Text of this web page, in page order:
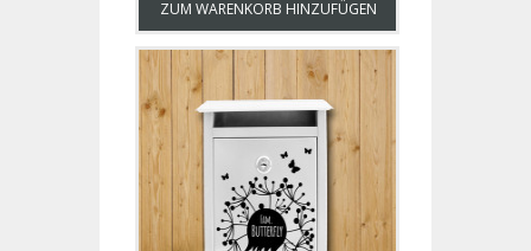
ZUM WARENKORB HINZUFÜGEN